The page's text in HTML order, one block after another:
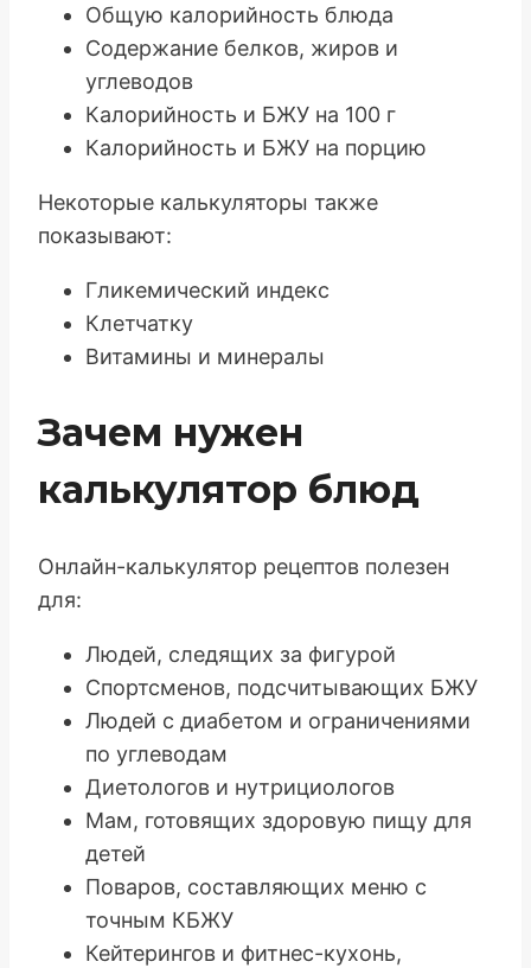
Общую калорийность блюда
Содержание белков, жиров и
углеводов
Калорийность и БЖУ на 100 г
Калорийность и БЖУ на порцию
Некоторые калькуляторы также
показывают:
Гликемический индекс
Клетчатку
Витамины и минералы
Зачем нужен
калькулятор блюд
Онлайн-калькулятор рецептов полезен
для:
Людей, следящих за фигурой
Спортсменов, подсчитывающих БЖУ
Людей с диабетом и ограничениями
по углеводам
Диетологов и нутрициологов
Мам, готовящих здоровую пищу для
детей
Поваров, составляющих меню с
точным КБЖУ
Кейтерингов и фитнес-кухонь,